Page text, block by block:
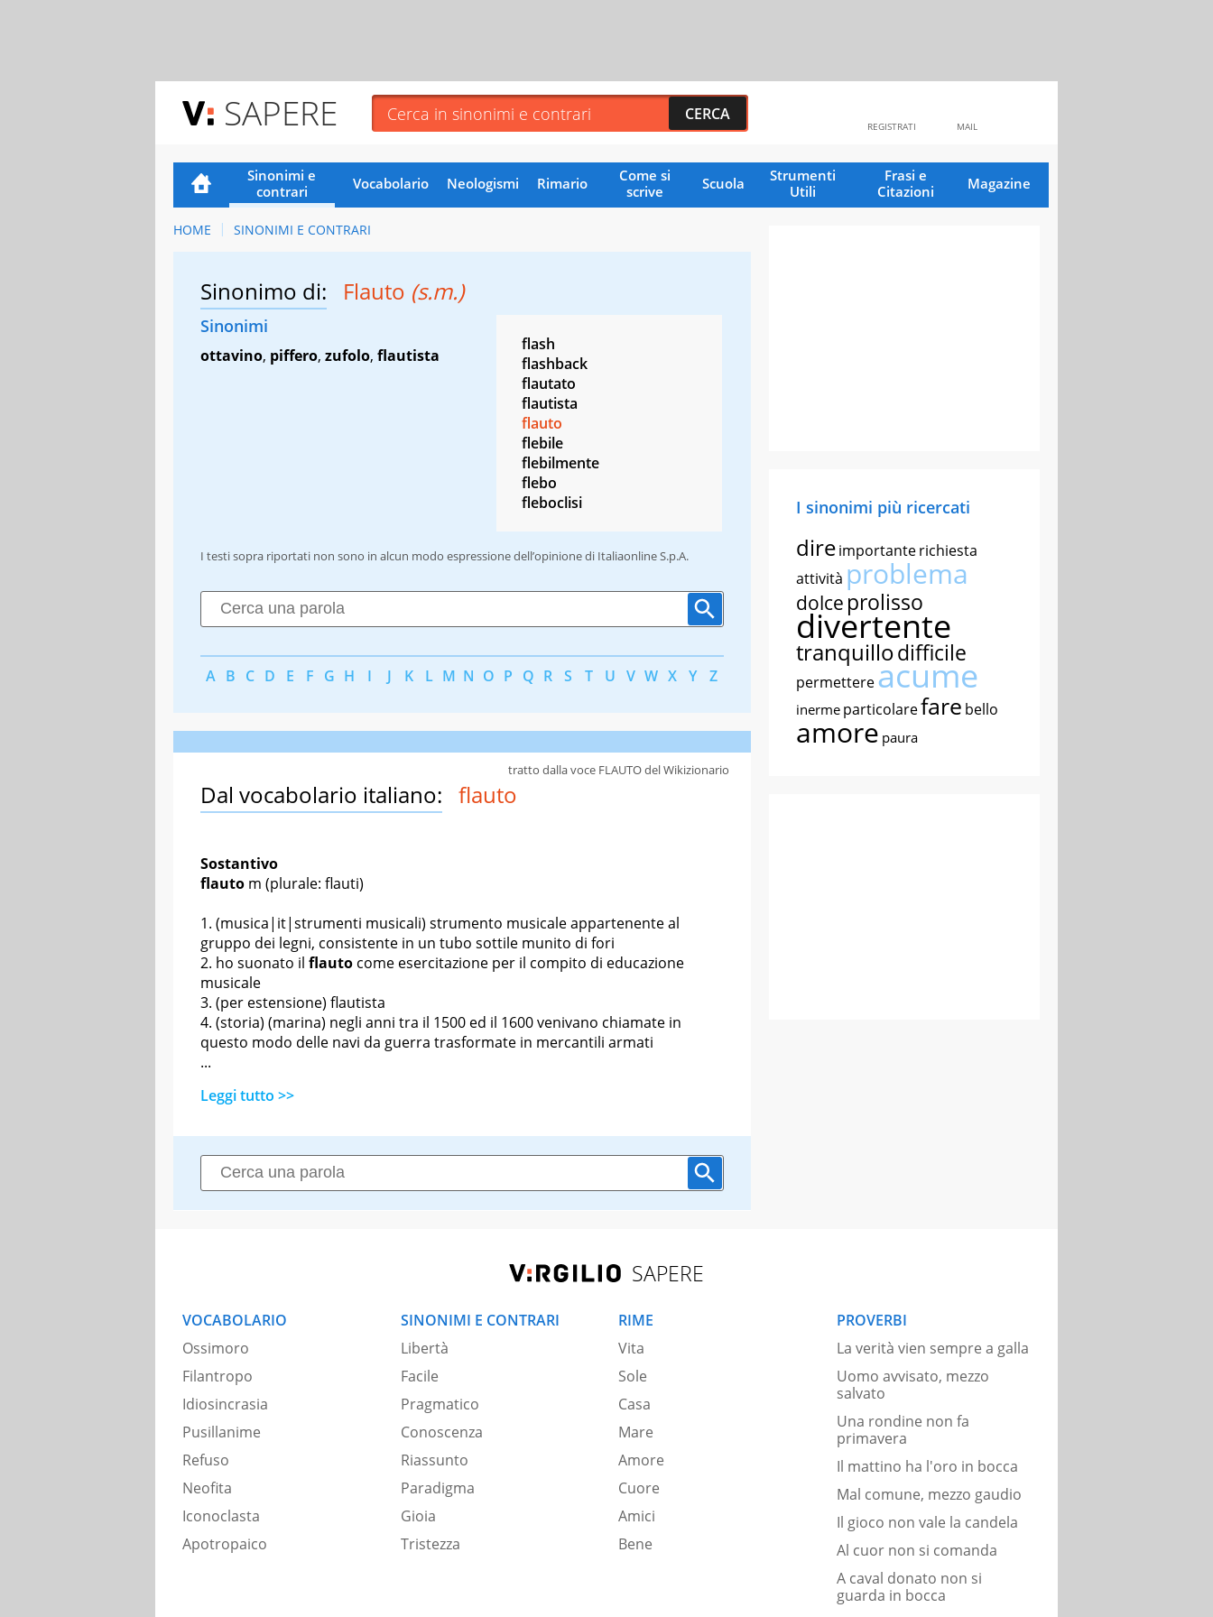
SAPERE MAIL
REGISTRATI
Sinonimi e
contrari
Vocabolario Neologismi Rimario
Come si
scrive
Scuola
Strumenti
Utili
Frasi e
Citazioni
Magazine
HOME SINONIMI E CONTRARI
Sinonimo di: Flauto (s.m.)
Sinonimi
ottavino, piffero, zufolo, flautista
flash
flashback
flautato
flautista
flauto
flebile
flebilmente
flebo
fleboclisi
I testi sopra riportati non sono in alcun modo espressione dell’opinione di Italiaonline S.p.A.
A B C D E F G H I J K L M N O P Q R S T U V W X Y Z
Dal vocabolario italiano: flauto
Sostantivo
flauto m (plurale: flauti)
(musica|it|strumenti musicali) strumento musicale appartenente al
gruppo dei legni, consistente in un tubo sottile munito di fori
ho suonato il flauto come esercitazione per il compito di educazione
musicale
(per estensione) flautista
(storia) (marina) negli anni tra il 1500 ed il 1600 venivano chiamate in
questo modo delle navi da guerra trasformate in mercantili armati
...
Leggi tutto >>
tratto dalla voce FLAUTO del Wikizionario
I sinonimi più ricercati
direimportanterichiesta
attività problema
dolce prolisso
divertente
tranquillodifficile
permettereacume
inerme particolarefare bello
amore paura
SAPERE
VOCABOLARIO
Ossimoro
Filantropo
Idiosincrasia
Pusillanime
Refuso
Neofita
Iconoclasta
Apotropaico
SINONIMI E CONTRARI
Libertà
Facile
Pragmatico
Conoscenza
Riassunto
Paradigma
Gioia
Tristezza
RIME
Vita
Sole
Casa
Mare
Amore
Cuore
Amici
Bene
PROVERBI
La verità vien sempre a galla
Uomo avvisato, mezzo
salvato
Una rondine non fa
primavera
Il mattino ha l'oro in bocca
Mal comune, mezzo gaudio
Il gioco non vale la candela
Al cuor non si comanda
A caval donato non si
guarda in bocca